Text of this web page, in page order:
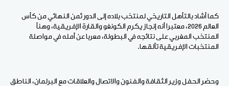
كما أشاد بالتأهل التاريخي لمنتخب بلاده إلى الدور ثمن النهائي من كأس
العالم 2026، معتبرا أنه إنجاز يكرم الكونغو والقارة الإفريقية، وهنأ
المنتخب المغربي على نتائجه في البطولة، معربا عن أمله في مواصلة
المنتخبات الإفريقية تألقها.
وحضر الحفل وزير الثقافة والفنون والاتصال والعلاقات مع البرلمان، الناطق